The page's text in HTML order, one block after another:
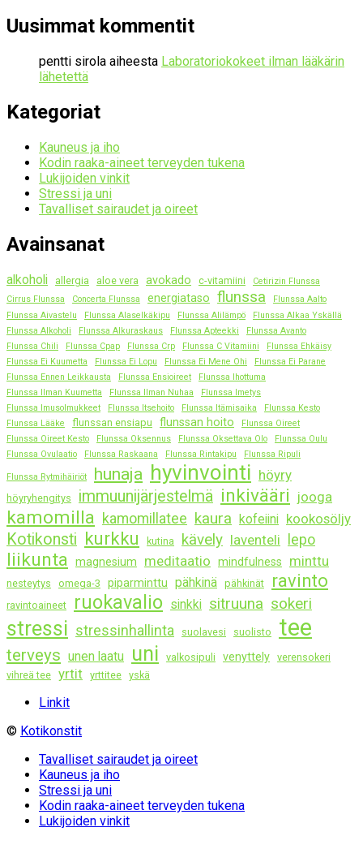
Uusimmat kommentit
pentti sirola aiheesta Laboratoriokokeet ilman lääkärin
lähetettä
Kategoriat
Kauneus ja iho
Kodin raaka-aineet terveyden tukena
Lukijoiden vinkit
Stressi ja uni
Tavalliset sairaudet ja oireet
Avainsanat
alkoholi allergia aloe vera avokado c-vitamiini
Cetirizin Flunssa
Cirrus Flunssa
Concerta Flunssa energiataso flunssa
Flunssa Aalto
Flunssa Aivastelu
Flunssa Alaselkäkipu Flunssa Alilämpö
Flunssa Alkaa Yskällä
Flunssa Alkoholi
Flunssa Alkuraskaus Flunssa Apteekki
Flunssa Avanto
Flunssa Chili
Flunssa Cpap Flunssa Crp Flunssa C Vitamiini
Flunssa Ehkäisy
Flunssa Ei Kuumetta
Flunssa Ei Lopu Flunssa Ei Mene Ohi
Flunssa Ei Parane
Flunssa Ennen Leikkausta
Flunssa Ensioireet
Flunssa Ihottuma
Flunssa Ilman Kuumetta
Flunssa Ilman Nuhaa
Flunssa Imetys
Flunssa Imusolmukkeet
Flunssa Itsehoito Flunssa Itämisaika
Flunssa Kesto
Flunssa Lääke
flunssan ensiapu flunssan hoito
Flunssa Oireet
Flunssa Oireet Kesto
Flunssa Oksennus Flunssa Oksettava Olo
Flunssa Oulu
Flunssa Ovulaatio
Flunssa Raskaana Flunssa Rintakipu Flunssa Ripuli
Flunssa Rytmihäiriöt hunaja hyvinvointi höyry
höyryhengitys immuunijärjestelmä inkivääri jooga
kamomilla kamomillatee kaura kofeiini kookosöljy
Kotikonsti kurkku kutina kävely laventeli lepo
liikunta magnesium meditaatio mindfulness minttu
nesteytys omega-3 piparminttu pähkinä pähkinät ravinto
ravintoaineet ruokavalio sinkki sitruuna sokeri
stressi stressinhallinta suolavesi suolisto tee
terveys unen laatu uni valkosipuli venyttely verensokeri
vihreä tee yrtit yrttitee yskä
Linkit
© Kotikonstit
Tavalliset sairaudet ja oireet
Kauneus ja iho
Stressi ja uni
Kodin raaka-aineet terveyden tukena
Lukijoiden vinkit